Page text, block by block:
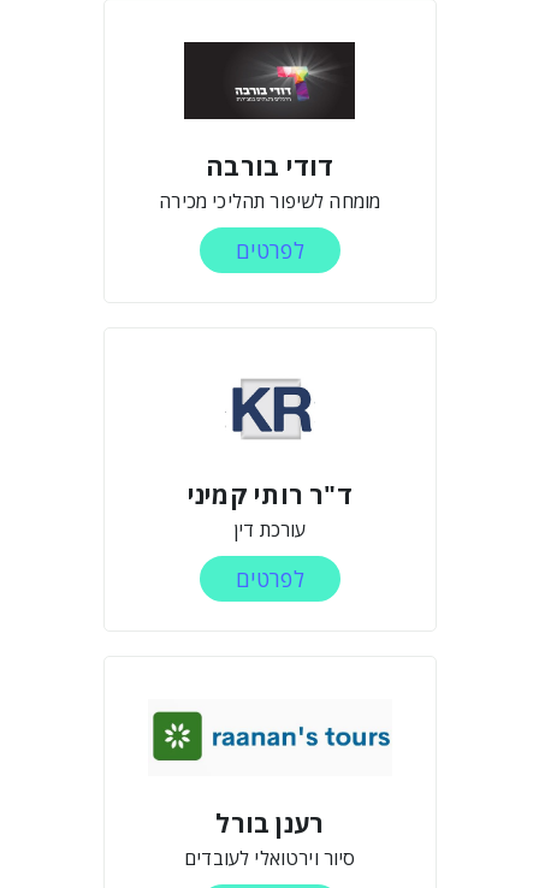
דודי בורבה
מומחה לשיפור תהליכי מכירה
לפרטים
ד"ר רותי קמיני
עורכת דין
לפרטים
רענן בורל
סיור וירטואלי לעובדים